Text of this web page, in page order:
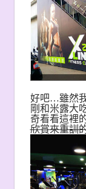
好吧…雖然
剛和米露大
奇看看這裡
欣賞來重訓